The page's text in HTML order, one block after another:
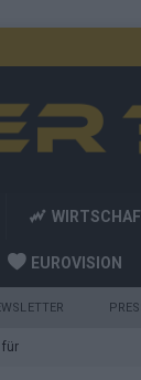
EUROVISION
für